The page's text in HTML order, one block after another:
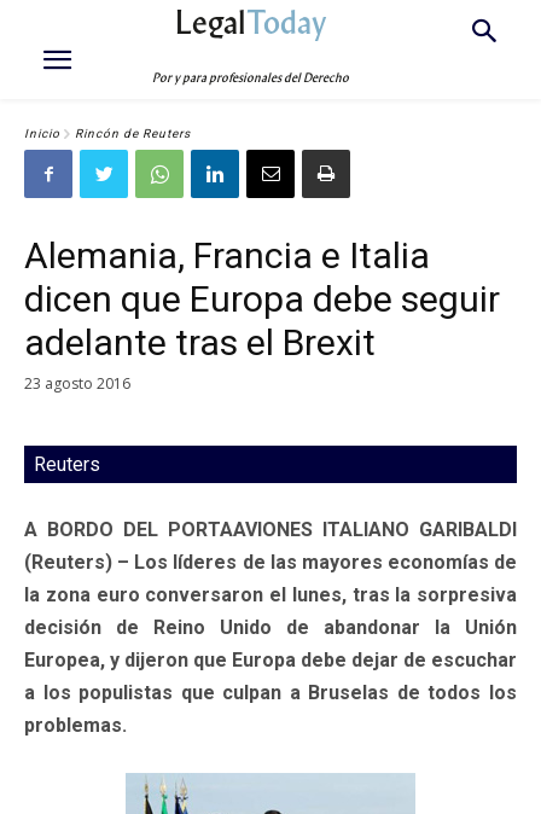
LegalToday
Por y para profesionales del Derecho
Inicio Rincón de Reuters
Alemania, Francia e Italia
dicen que Europa debe seguir
adelante tras el Brexit
23 agosto 2016
Reuters
A BORDO DEL PORTAAVIONES ITALIANO GARIBALDI
(Reuters) – Los líderes de las mayores economías de
la zona euro conversaron el lunes, tras la sorpresiva
decisión de Reino Unido de abandonar la Unión
Europea, y dijeron que Europa debe dejar de escuchar
a los populistas que culpan a Bruselas de todos los
problemas.